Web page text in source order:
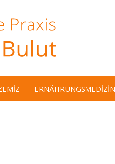
ERNÄHRUNGSMEDIZIN